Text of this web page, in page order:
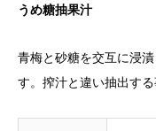
うめ糖抽果汁
青梅と砂糖を交互に浸
す。搾汁と違い抽出す